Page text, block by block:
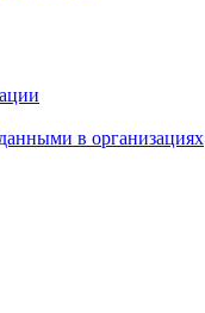
в организациях